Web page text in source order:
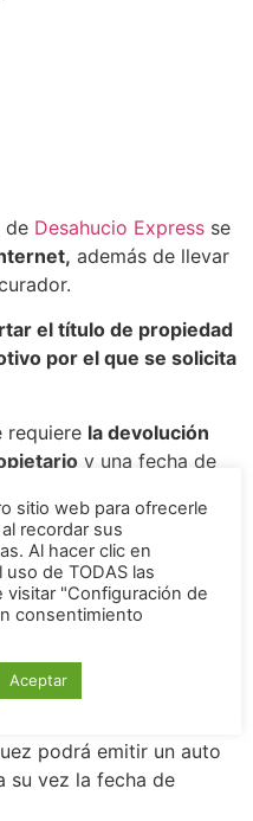
de Desahucio Express se
además de llevar
el título de propiedad
por el que se solicita
requiere la devolución
y una fecha de
en el juzgado se
decreto de admisión que
plazo de 5 días para
vincule al inmueble,
o título de la
podrá emitir un auto
su vez la fecha de
sitio web para ofrecerle
recordar sus
Al hacer clic en
de TODAS las
visitar "Configuración de
consentimiento
Aceptar